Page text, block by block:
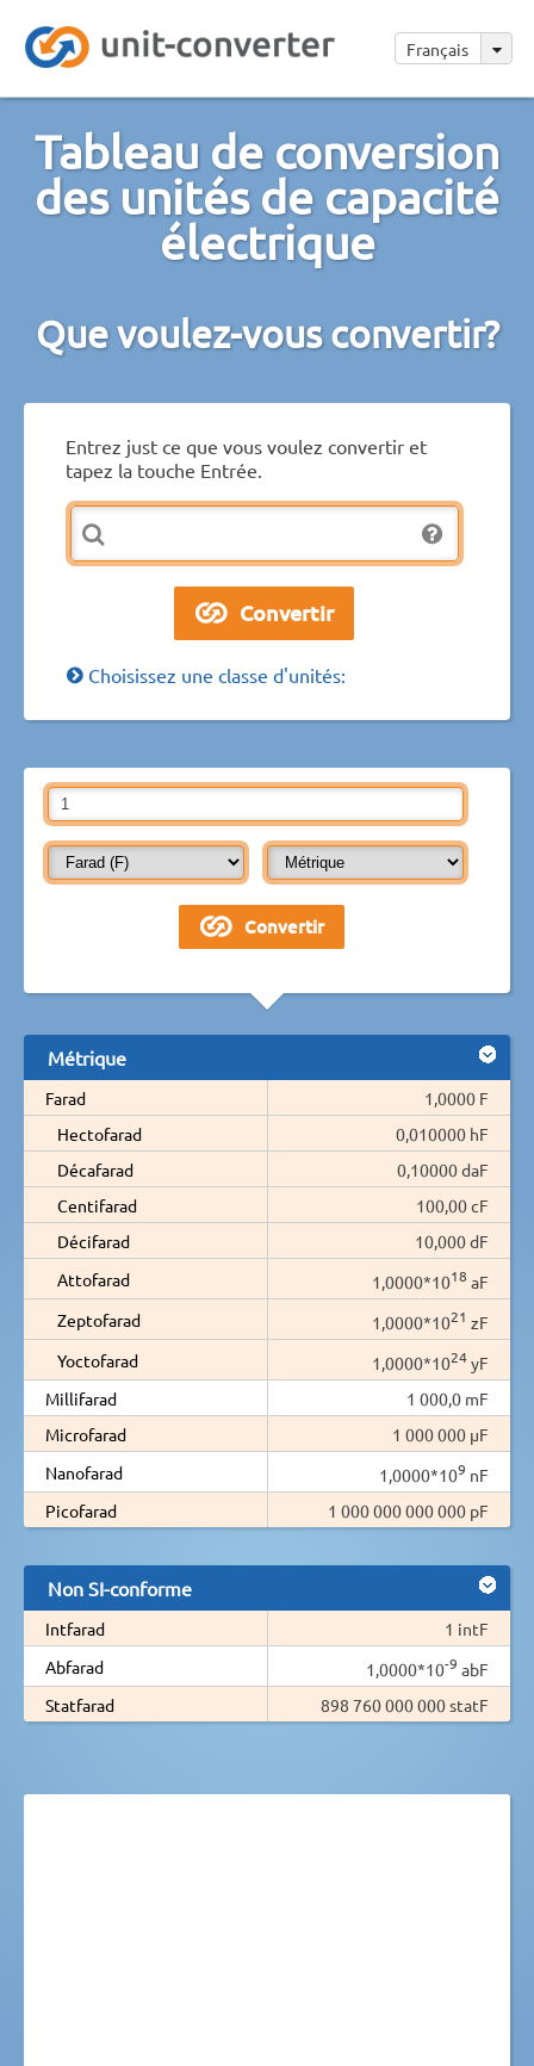
Français
Tableau de conversion
des unités de capacité
électrique
Que voulez-vous convertir?
Entrez just ce que vous voulez convertir et
tapez la touche Entrée.
Choisissez une classe d'unités:
Métrique
Farad
1,0000 F
Hectofarad
0,010000 hF
Décafarad
0,10000 daF
Centifarad
100,00 cF
Décifarad
10,000 dF
Attofarad
1,0000*1018 aF
Zeptofarad
1,0000*1021 zF
Yoctofarad
1,0000*1024yF
Millifarad
1 000,0 mF
Microfarad
1 000 000 µF
Nanofarad
1,0000*109 nF
Picofarad
1 000 000 000 000 pF
Non SI-conforme
Intfarad
1 intF
Abfarad
1,0000*10-9 abF
Statfarad
898 760 000 000 statF